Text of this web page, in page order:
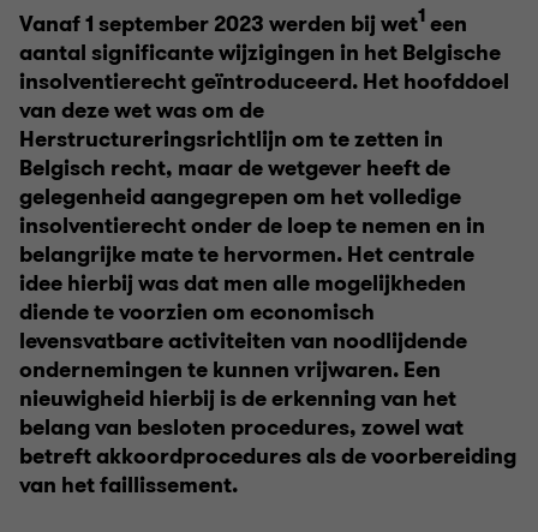
Vanaf 1 september 2023 werden bij wet1een
aantal significante wijzigingen in het Belgische
insolventierecht geïntroduceerd. Het hoofddoel
van deze wet was om de
Herstructureringsrichtlijn om te zetten in
Belgisch recht, maar de wetgever heeft de
gelegenheid aangegrepen om het volledige
insolventierecht onder de loep te nemen en in
belangrijke mate te hervormen. Het centrale
idee hierbij was dat men alle mogelijkheden
diende te voorzien om economisch
levensvatbare activiteiten van noodlijdende
ondernemingen te kunnen vrijwaren. Een
nieuwigheid hierbij is de erkenning van het
belang van besloten procedures, zowel wat
betreft akkoordprocedures als de voorbereiding
van het faillissement.